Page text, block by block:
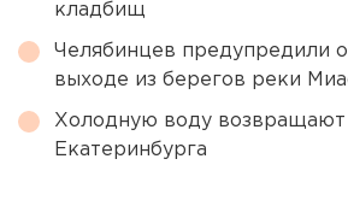
кладбищ
Челябинцев предупредили
выходе из берегов реки
Холодную воду возвращают
Екатеринбурга